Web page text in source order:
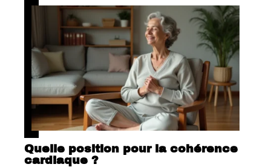
Quelle position pour la cohérence
cardiaque ?